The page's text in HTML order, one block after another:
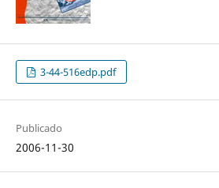
3-44-516edp.pdf
Publicado
2006-11-30